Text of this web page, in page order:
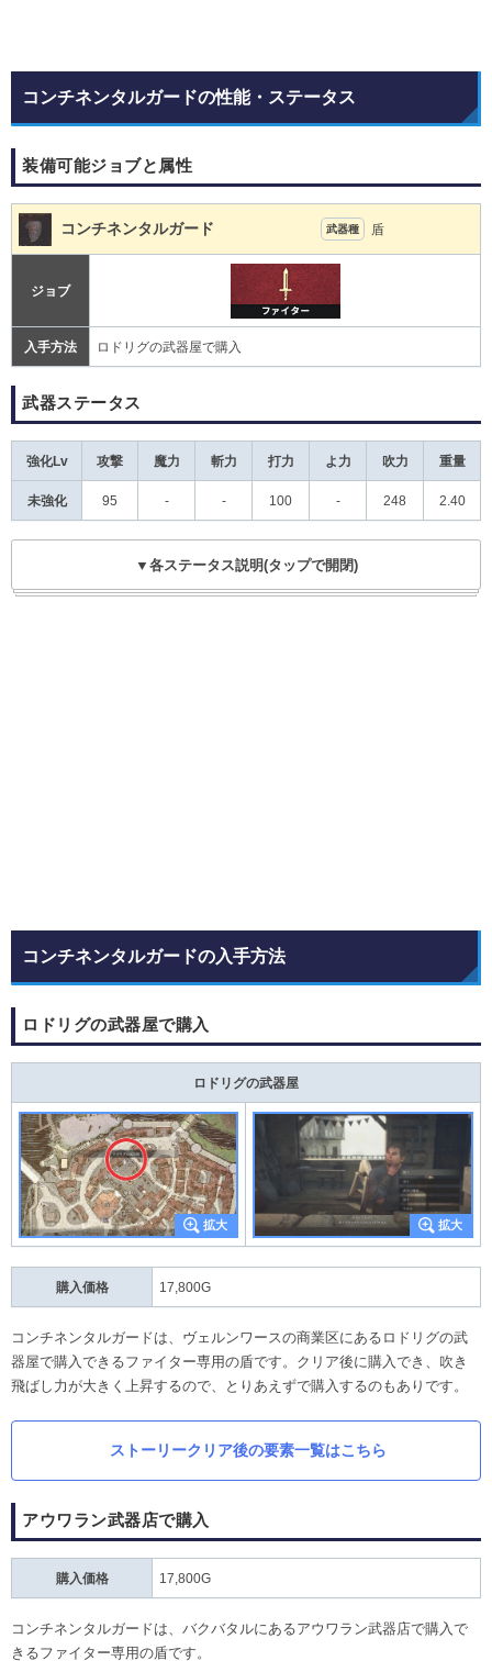
コンチネンタルガードの性能・ステータス
装備可能ジョブと属性
コンチネンタルガード 武器種 盾
ジョブ
入手方法 ロドリグの武器屋で購入
武器ステータス
強化Lv 攻撃 魔力 斬力 打力 よ力 吹力 重量
未強化 95 - - 100 - 248 2.40
▼各ステータス説明(タップで開閉)
コンチネンタルガードの入手方法
ロドリグの武器屋で購入
ロドリグの武器屋
購入価格 17,800G
コンチネンタルガードは、ヴェルンワースの商業区にあるロドリグの武
器屋で購入できるファイター専用の盾です。クリア後に購入でき、吹き
飛ばし力が大きく上昇するので、とりあえずで購入するのもありです。
ストーリークリア後の要素一覧はこちら
アウワラン武器店で購入​
購入価格 17,800G
コンチネンタルガードは、バクバタルにあるアウワラン武器店で購入で
きるファイター専用の盾です。